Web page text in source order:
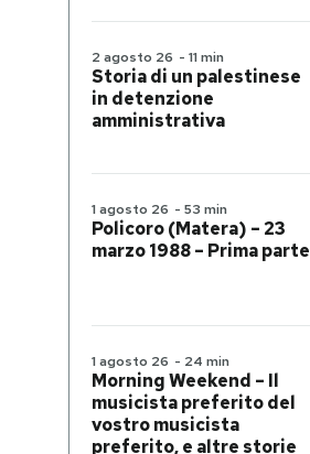
2 agosto 26 - 11 min
Storia di un palestinese
in detenzione
amministrativa
1 agosto 26 - 53 min
Policoro (Matera) – 23
marzo 1988 – Prima parte
1 agosto 26 - 24 min
Morning Weekend – Il
musicista preferito del
vostro musicista
preferito, e altre storie